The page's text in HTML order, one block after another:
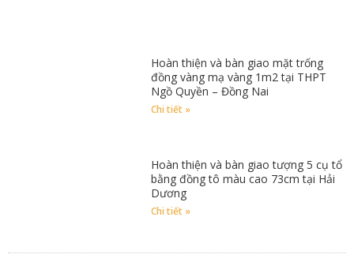
Hoàn thiện và bàn giao mặt trống
đồng vàng mạ vàng 1m2 tại THPT
Ngồ Quyền – Đồng Nai
Chi tiết »
Hoàn thiện và bàn giao tượng 5 cụ tổ
bằng đồng tô màu cao 73cm tại Hải
Dương
Chi tiết »